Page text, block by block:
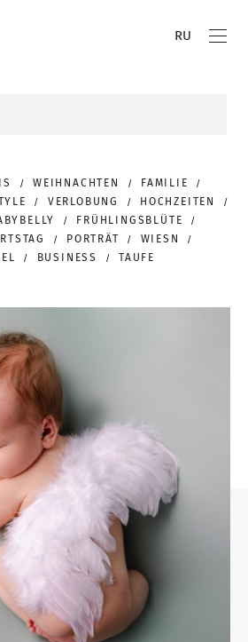
RU
WEIHNACHTEN
FAMILIE
VERLOBUNG
HOCHZEITEN
FRÜHLINGSBLÜTE
PORTRÄT
WIESN
BUSINESS TAUFE